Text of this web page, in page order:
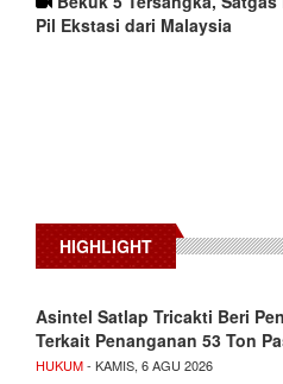
Pil Ekstasi dari Malaysia
HIGHLIGHT
Asintel Satlap Tricakti Beri
Terkait Penanganan 53 Ton
HUKUM- KAMIS, 6 AGU 2026